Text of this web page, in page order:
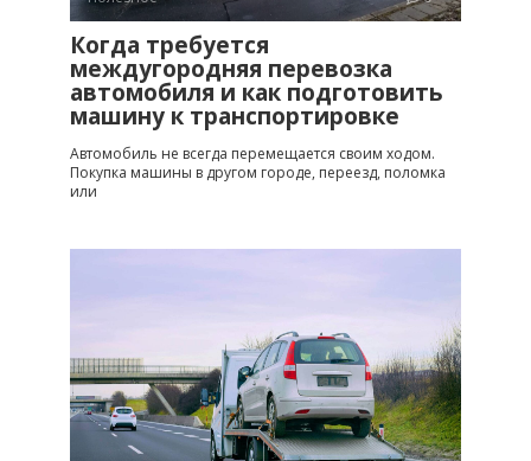
Когда требуется
междугородняя перевозка
автомобиля и как подготовить
машину к транспортировке
Автомобиль не всегда перемещается своим ходом.
Покупка машины в другом городе, переезд, поломка
или